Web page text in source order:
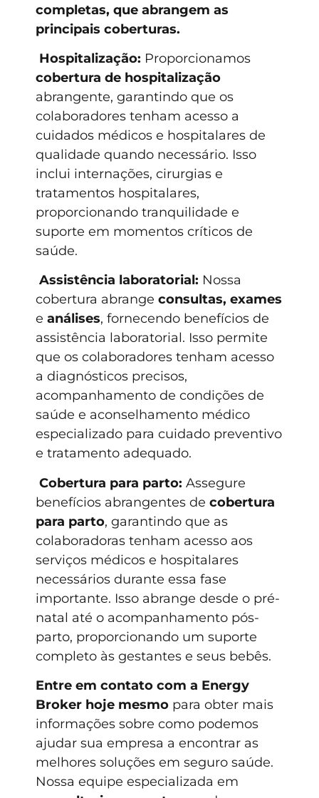
completas, que abrangem as
principais coberturas.
Hospitalização: Proporcionamos
cobertura de hospitalização
abrangente, garantindo que os
colaboradores tenham acesso a
cuidados médicos e hospitalares de
qualidade quando necessário. Isso
inclui internações, cirurgias e
tratamentos hospitalares,
proporcionando tranquilidade e
suporte em momentos críticos de
saúde.
Assistência laboratorial: Nossa
cobertura abrange consultas, exames
e análises, fornecendo benefícios de
assistência laboratorial. Isso permite
que os colaboradores tenham acesso
a diagnósticos precisos,
acompanhamento de condições de
saúde e aconselhamento médico
especializado para cuidado preventivo
e tratamento adequado.
Cobertura para parto: Assegure
benefícios abrangentes de cobertura
para parto, garantindo que as
colaboradoras tenham acesso aos
serviços médicos e hospitalares
necessários durante essa fase
importante. Isso abrange desde o pré-
natal até o acompanhamento pós-
parto, proporcionando um suporte
completo às gestantes e seus bebês.
Entre em contato com a Energy
Broker hoje mesmo para obter mais
informações sobre como podemos
ajudar sua empresa a encontrar as
melhores soluções em seguro saúde.
Nossa equipe especializada em